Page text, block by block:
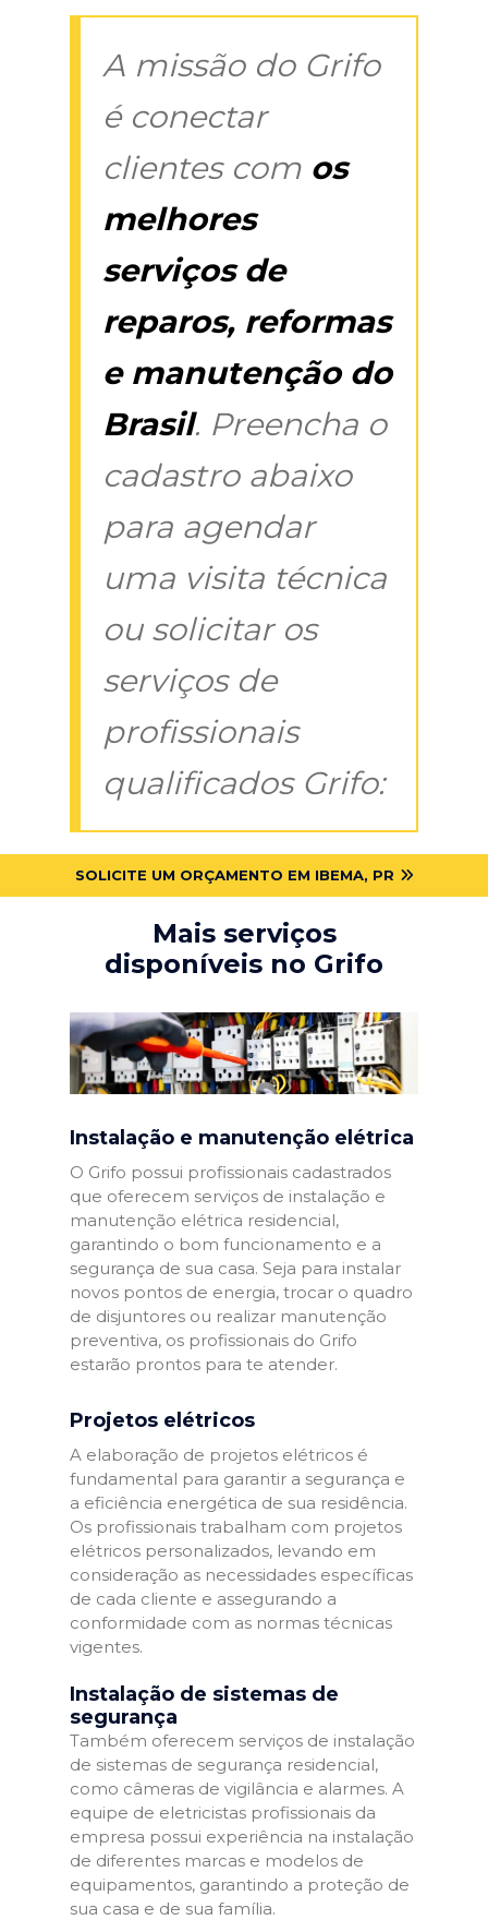
A missão do Grifo
é conectar
clientes com os
melhores
serviços de
reparos, reformas
e manutenção do
Brasil. Preencha o
cadastro abaixo
para agendar
uma visita técnica
ou solicitar os
serviços de
profissionais
qualificados Grifo:
SOLICITE UM ORÇAMENTO EM IBEMA, PR
Mais serviços
disponíveis no Grifo
Instalação e manutenção elétrica
O Grifo possui profissionais cadastrados
que oferecem serviços de instalação e
manutenção elétrica residencial,
garantindo o bom funcionamento e a
segurança de sua casa. Seja para instalar
novos pontos de energia, trocar o quadro
de disjuntores ou realizar manutenção
preventiva, os profissionais do Grifo
estarão prontos para te atender.
Projetos elétricos
A elaboração de projetos elétricos é
fundamental para garantir a segurança e
a eficiência energética de sua residência.
Os profissionais trabalham com projetos
elétricos personalizados, levando em
consideração as necessidades específicas
de cada cliente e assegurando a
conformidade com as normas técnicas
vigentes.
Instalação de sistemas de
segurança
Também oferecem serviços de instalação
de sistemas de segurança residencial,
como câmeras de vigilância e alarmes. A
equipe de eletricistas profissionais da
empresa possui experiência na instalação
de diferentes marcas e modelos de
equipamentos, garantindo a proteção de
sua casa e de sua família.